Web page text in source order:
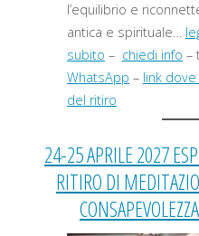
l’equilibrio e
antica e spirituale…
subito – chiedi info –
WhatsApp – link
del ritiro
24-25 APRILE 2027
RITIRO DI